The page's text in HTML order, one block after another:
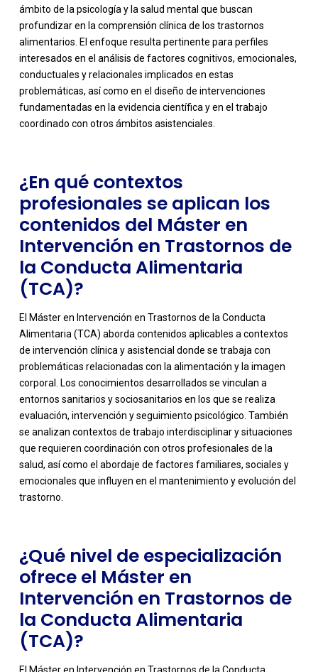
ámbito de la psicología y la salud mental que buscan
profundizar en la comprensión clínica de los trastornos
alimentarios. El enfoque resulta pertinente para perfiles
interesados en el análisis de factores cognitivos, emocionales,
conductuales y relacionales implicados en estas
problemáticas, así como en el diseño de intervenciones
fundamentadas en la evidencia científica y en el trabajo
coordinado con otros ámbitos asistenciales.
-
¿En qué contextos
profesionales se aplican los
contenidos del Máster en
Intervención en Trastornos de
la Conducta Alimentaria
(TCA)?
El Máster en Intervención en Trastornos de la Conducta
Alimentaria (TCA) aborda contenidos aplicables a contextos
de intervención clínica y asistencial donde se trabaja con
problemáticas relacionadas con la alimentación y la imagen
corporal. Los conocimientos desarrollados se vinculan a
entornos sanitarios y sociosanitarios en los que se realiza
evaluación, intervención y seguimiento psicológico. También
se analizan contextos de trabajo interdisciplinar y situaciones
que requieren coordinación con otros profesionales de la
salud, así como el abordaje de factores familiares, sociales y
emocionales que influyen en el mantenimiento y evolución del
trastorno.
-
¿Qué nivel de especialización
ofrece el Máster en
Intervención en Trastornos de
la Conducta Alimentaria
(TCA)?